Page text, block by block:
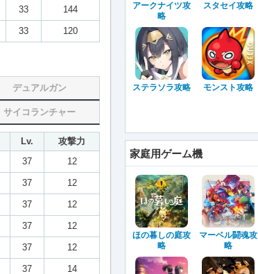
33 144
33 120
デュアルガン
サイコランチャー
Lv.
攻撃力
37 12
37 12
37 12
37 12
37 12
37 14
アークナイツ攻
略
スタセイ攻略
ステラソラ攻略 モンスト攻略
家庭用ゲーム機
ほの暮しの庭攻
略
マーベル闘魂攻
略